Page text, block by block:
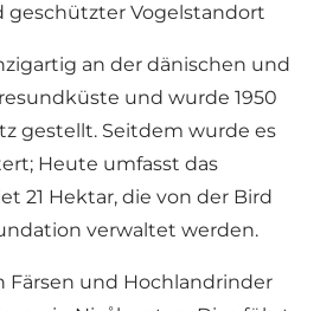
geschützter Vogelstandort
an der dänischen und
und wurde 1950
gestellt. Seitdem wurde es
Heute umfasst das
21 Hektar, die von der Bird
verwaltet werden.
Färsen und Hochlandrinder